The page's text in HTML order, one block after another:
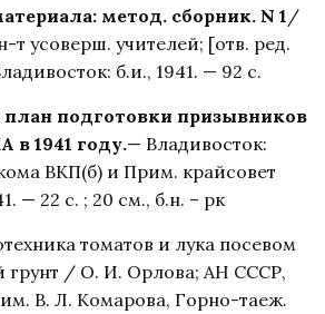
метод. сборник. N 1 /
т усоверш. учителей; [отв. ред.
б.и., 1941. — 92 с.
подготовки призывников
в 1941 году.— Владивосток:
ВКП(б) и Прим. крайсовет
— 22 с. ; 20 см., б.н. – рк
томатов и лука посевом
грунт / О. И. Орлова; АН СССР,
им. В. Л. Комарова, Горно-таеж.